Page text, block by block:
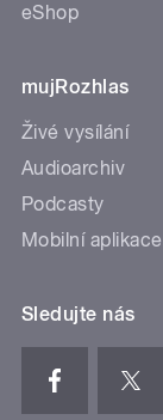
eShop
mujRozhlas
Živé vysílání
Audioarchiv
Podcasty
Mobilní aplikace
Sledujte nás